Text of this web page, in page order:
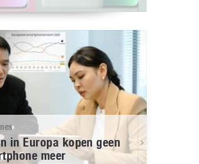
in Europa kopen geen
meer